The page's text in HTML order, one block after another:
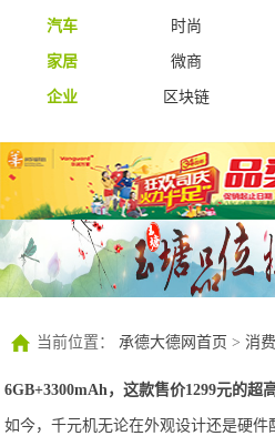
汽车
时尚
家居
微商
企业
区块链
当前位置： 承德大德网首页 > 消费
6GB+3300mAh，这款售价1299元的超
如今，千元机无论在外观设计还是硬件